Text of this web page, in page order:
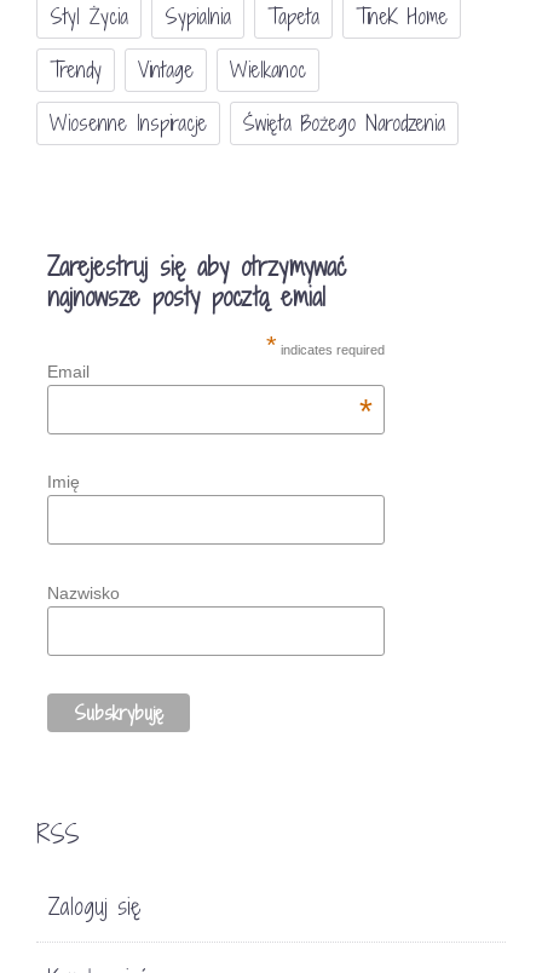
Styl Życia
Sypialnia Tapeta
TineK Home
Trendy
Vintage
Wielkanoc
Wiosenne Inspiracje
Święta Bożego Narodzenia
Zarejestruj się aby otrzymywać
najnowsze posty pocztą emial
* indicates required
Email
*
Imię
Nazwisko
RSS
Zaloguj się